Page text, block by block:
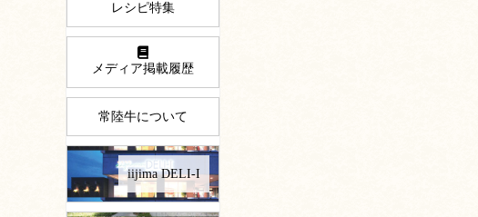
レシピ特集
メディア掲載履歴
常陸牛について
iijima DELI-I